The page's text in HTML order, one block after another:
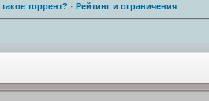
торрент? ·Рейтинг и ограничения